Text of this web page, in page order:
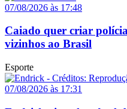
07/08/2026 às 17:48
Caiado quer criar
vizinhos ao Brasil
Esporte
07/08/2026 às 17:31